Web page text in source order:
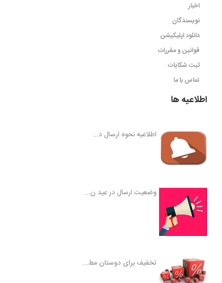
اخبار
نویسندگان
دانلود اپلیکیشن
قوانین و مقررات
ثبت شکایات
تماس با ما
اطلاعیه ها
اطلاعیه نحوه ارسال د...
وضعیت ارسال در عید ن...
تخفیف برای دوستان مط...